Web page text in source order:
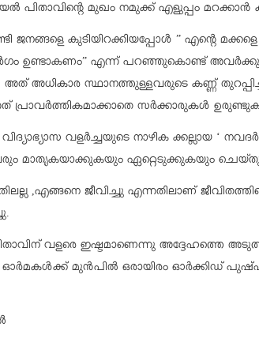
പിതാവിന്റെ മുഖം നമുക്ക് എളുപ്പം മറക്കാൻ
ജനങ്ങളെ കുടിയിറക്കിയപ്പോൾ ” എന്റെ
ഉണ്ടാകണം” എന്ന് പറഞ്ഞുകൊണ്ട് അവർക്കു
അത് അധികാര സ്ഥാനത്തുള്ളവരുടെ കണ്ണ്
സർക്കാരുകൾ
വളർച്ചയുടെ നാഴിക ക്കല്ലായ ‘
മാതൃകയാക്കുകയും ഏറ്റെടുക്കുകയും
,എങ്ങനെ ജീവിച്ചു എന്നതിലാണ്
വളരെ ഇഷ്ടമാണെന്നു അദ്ദേഹത്തെ
ഓർമകൾക്ക് മുൻപിൽ ഒരായിരം ഓർക്കിഡ്